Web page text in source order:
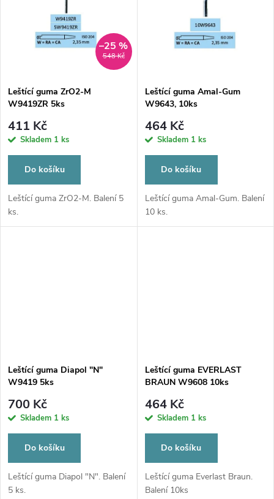
548 Kč
–25 %
Leštící guma ZrO2-M
W9419ZR 5ks
411 Kč
Skladem 1 ks
Do košíku
Leštící guma ZrO2-M. Balení 5
ks.
Leštící guma Amal-Gum
W9643, 10ks
464 Kč
Skladem 1 ks
Do košíku
Leštící guma Amal-Gum. Balení
10 ks.
Leštící guma Diapol "N"
W9419 5ks
700 Kč
Skladem 1 ks
Do košíku
Leštící guma Diapol "N". Balení
5 ks.
Leštící guma EVERLAST
BRAUN W9608 10ks
464 Kč
Skladem 1 ks
Do košíku
Leštící guma Everlast Braun.
Balení 10ks